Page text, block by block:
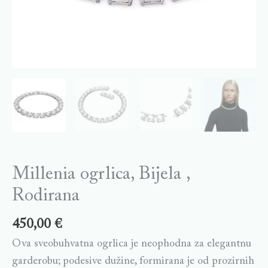
Millenia ogrlica, Bijela ,
Rodirana
450,00 €
Ova sveobuhvatna ogrlica je neophodna za elegantnu
garderobu; podesive dužine, formirana je od prozirnih